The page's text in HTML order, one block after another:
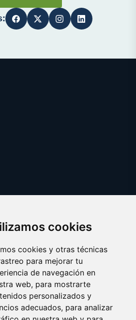
cookies
cookies y otras técnicas
para mejorar tu
de navegación en
web, para mostrarte
personalizados y
adecuados, para analizar
cookies preferences
© 2025 farmaco.es